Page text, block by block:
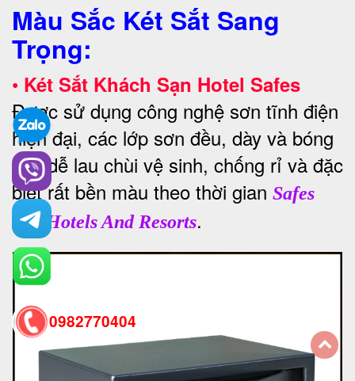
Màu Sắc Két Sắt Sang
Trọng:
• Két Sắt Khách Sạn Hotel Safes
Được sử dụng công nghệ sơn tĩnh điện
hiện đại, các lớp sơn đều, dày và bóng
mịn dễ lau chùi vệ sinh, chống rỉ và đặc
biệt rất bền màu theo thời gian Safes
For Hotels And Resorts.
0982770404
back